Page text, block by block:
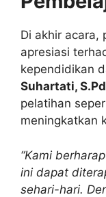
Di akhir acara,
apresiasi
kependidikan
Suhartati,
pelatihan
meningkatkan
“Kami
ini dapat
sehari-hari.